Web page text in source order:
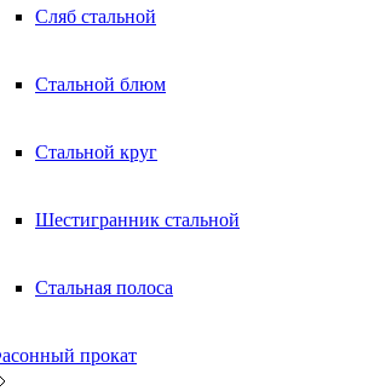
Сляб стальной
Стальной блюм
Стальной круг
Шестигранник стальной
Стальная полоса
прокат